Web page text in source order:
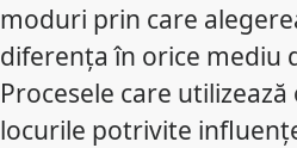
moduri prin care
diferența în orice mediu
Procesele care
locurile potrivite